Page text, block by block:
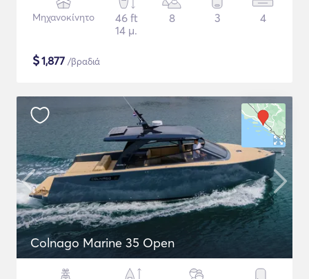
Μηχανοκίνητο
46 ft
14 μ.
8 3 4
$1,877 /βραδιά
Colnago Marine 35 Open